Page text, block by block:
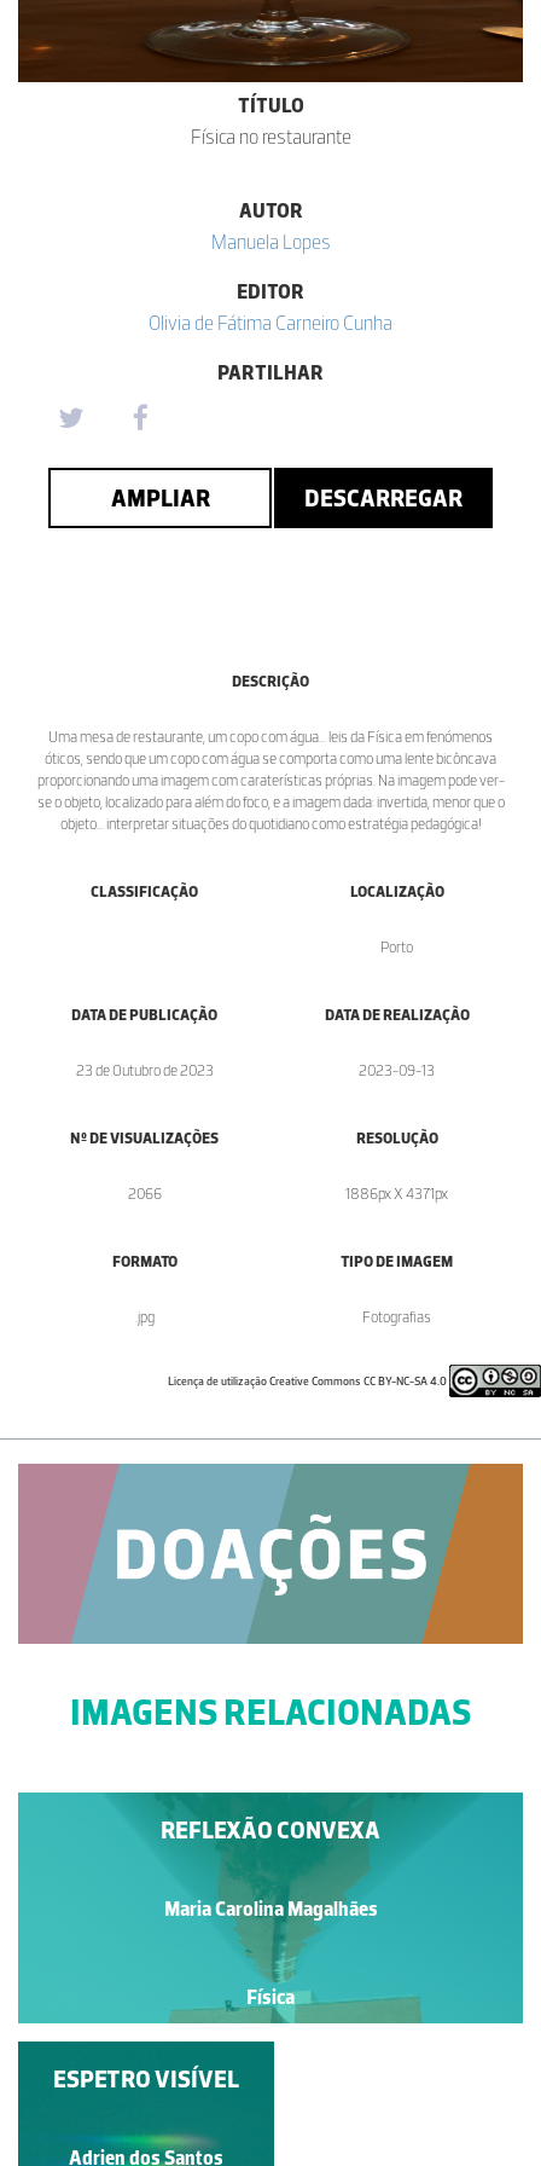
TÍTULO
Física no restaurante
AUTOR
Manuela Lopes
EDITOR
Olivia de Fátima Carneiro Cunha
PARTILHAR
AMPLIAR DESCARREGAR
DESCRIÇÃO
Uma mesa de restaurante, um copo com água... leis da Física em fenómenos
óticos, sendo que um copo com água se comporta como uma lente bicôncava
proporcionando uma imagem com caraterísticas próprias. Na imagem pode ver-
se o objeto, localizado para além do foco, e a imagem dada: invertida, menor que o
objeto... interpretar situações do quotidiano como estratégia pedagógica!
CLASSIFICAÇÃO LOCALIZAÇÃO
Porto
DATA DE PUBLICAÇÃO
23 de Outubro de 2023
DATA DE REALIZAÇÃO
2023-09-13
Nº DE VISUALIZAÇÕES
2066
RESOLUÇÃO
1886px X 4371px
FORMATO
.jpg
TIPO DE IMAGEM
Fotografias
Licença de utilização Creative Commons CC BY-NC-SA 4.0
IMAGENS RELACIONADAS
REFLEXÃO CONVEXA
Maria Carolina Magalhães
Física
ARMADILHAS DE LUZ
Alvaro Folhas
ESPETRO VISÍVEL
Adrien dos Santos